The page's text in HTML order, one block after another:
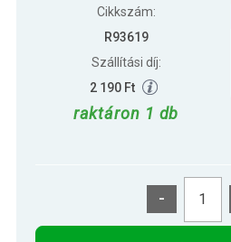
Cikkszám:
R93619
Szállítási díj:
2 190 Ft
raktáron 1 db
-